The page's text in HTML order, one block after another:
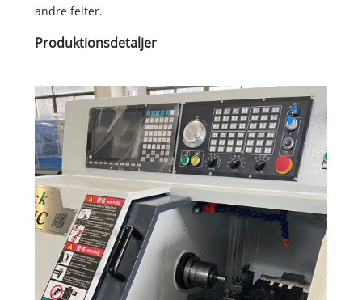
andre felter.
Produktionsdetaljer